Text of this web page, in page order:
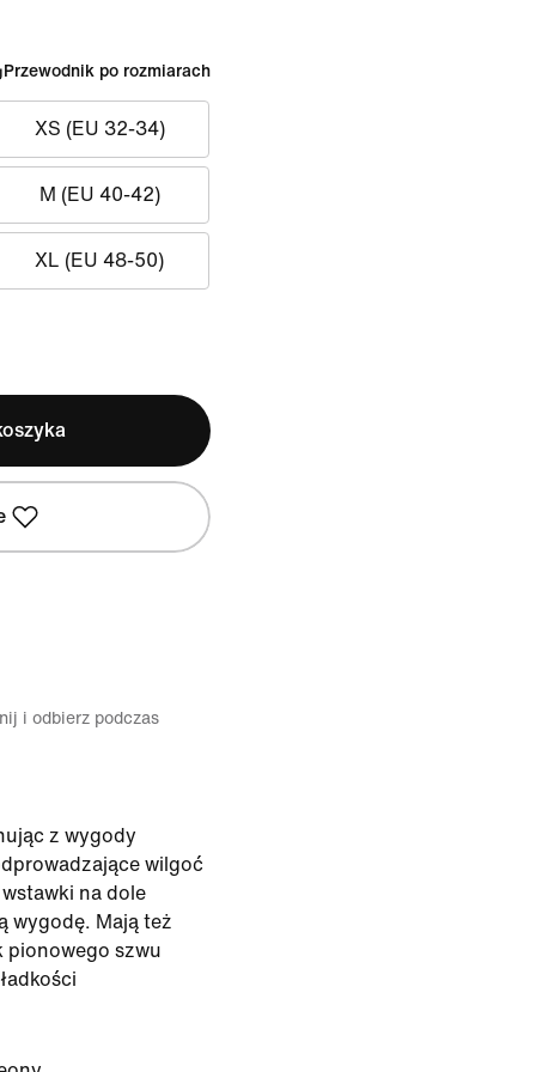
Przewodnik po rozmiarach
XS (EU 32-34)
M (EU 40-42)
XL (EU 48-50)
i odbierz podczas
z wygody
wilgoć
na dole
wygodę. Mają też
pionowego szwu